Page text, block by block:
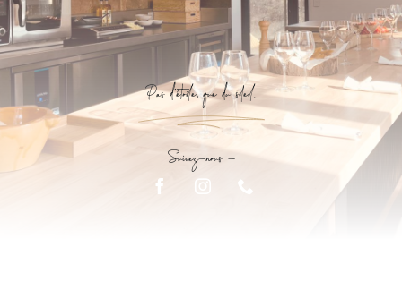
Pas d'étoile, que du soleil.
-